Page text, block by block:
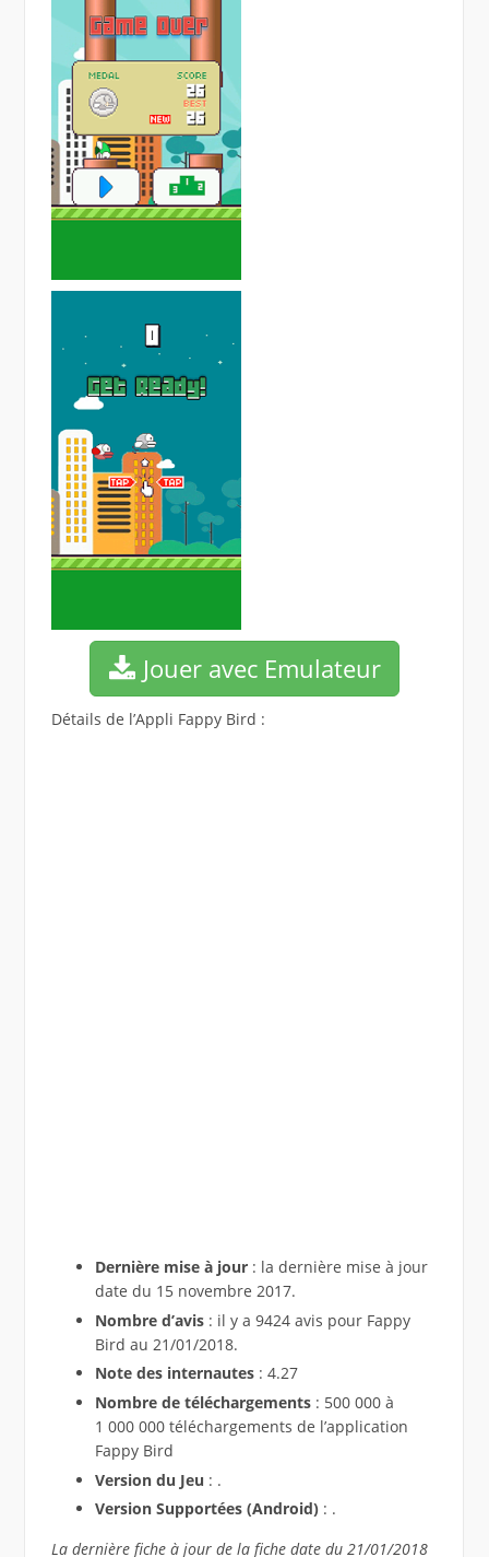
Jouer avec Emulateur
Détails de l’Appli Fappy Bird :
Dernière mise à jour: la dernière mise à jour
date du 15 novembre 2017.
Nombre d’avis: il y a 9424 avis pour Fappy
Bird au 21/01/2018.
Note des internautes: 4.27
Nombre de téléchargements : 500 000 à
1 000 000 téléchargements de l’application
Fappy Bird
Version du Jeu : .
Version Supportées (Android): .
La dernière fiche à jour de la fiche date du 21/01/2018